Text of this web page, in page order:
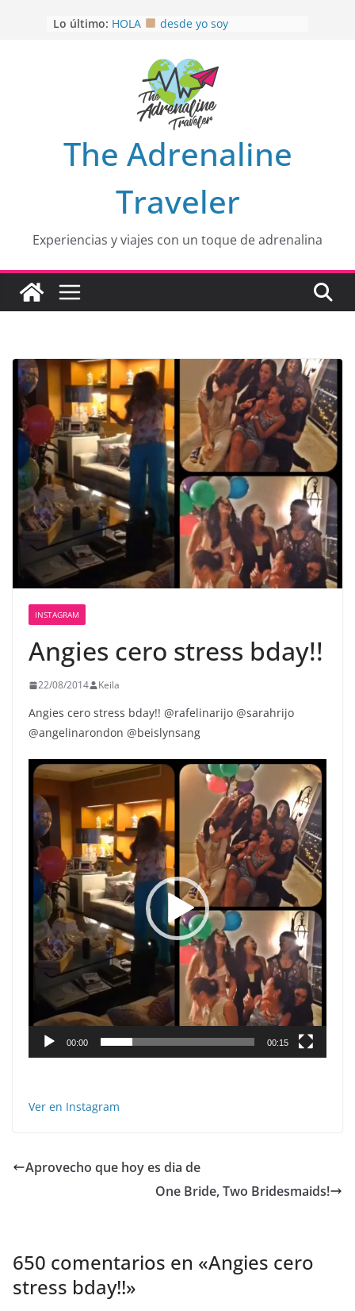
Lo último: HOLA
desde yo soy
EL SENDERO DEL CACAO: Excelente
opción
HOSPEDAJE AL NATURALSHH !!
OTRA PERSPECTIVA de RÍO EL
MULITO!
The Adrenaline
Traveler
Experiencias y viajes con un toque de adrenalina
INSTAGRAM
Angies cero stress bday!!
22/08/2014 Keila
Angies cero stress bday!! @rafelinarijo @sarahrijo
@angelinarondon @beislynsang
Reproductor
de
vídeo
00:00 00:15
Ver en Instagram
Aprovecho que hoy es dia de
One Bride, Two Bridesmaids!
650 comentarios en «Angies cero
stress bday!!»